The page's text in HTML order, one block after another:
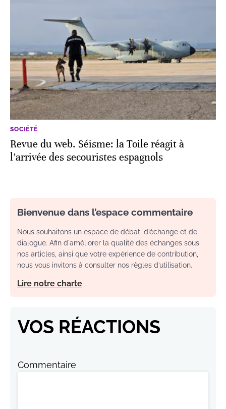
SOCIÉTÉ
Revue du web. Séisme: la Toile réagit à
l’arrivée des secouristes espagnols
Bienvenue dans l’espace commentaire
Nous souhaitons un espace de débat, d’échange et de
dialogue. Afin d'améliorer la qualité des échanges sous
nos articles, ainsi que votre expérience de contribution,
nous vous invitons à consulter nos règles d’utilisation.
Lire notre charte
VOS RÉACTIONS
Commentaire